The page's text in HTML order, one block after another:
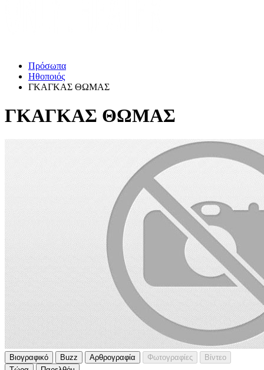
Πρόσωπα
Ηθοποιός
ΓΚΑΓΚΑΣ ΘΩΜΑΣ
ΓΚΑΓΚΑΣ ΘΩΜΑΣ
Βιογραφικό Buzz Αρθρογραφία Φωτογραφίες
Βίντεο